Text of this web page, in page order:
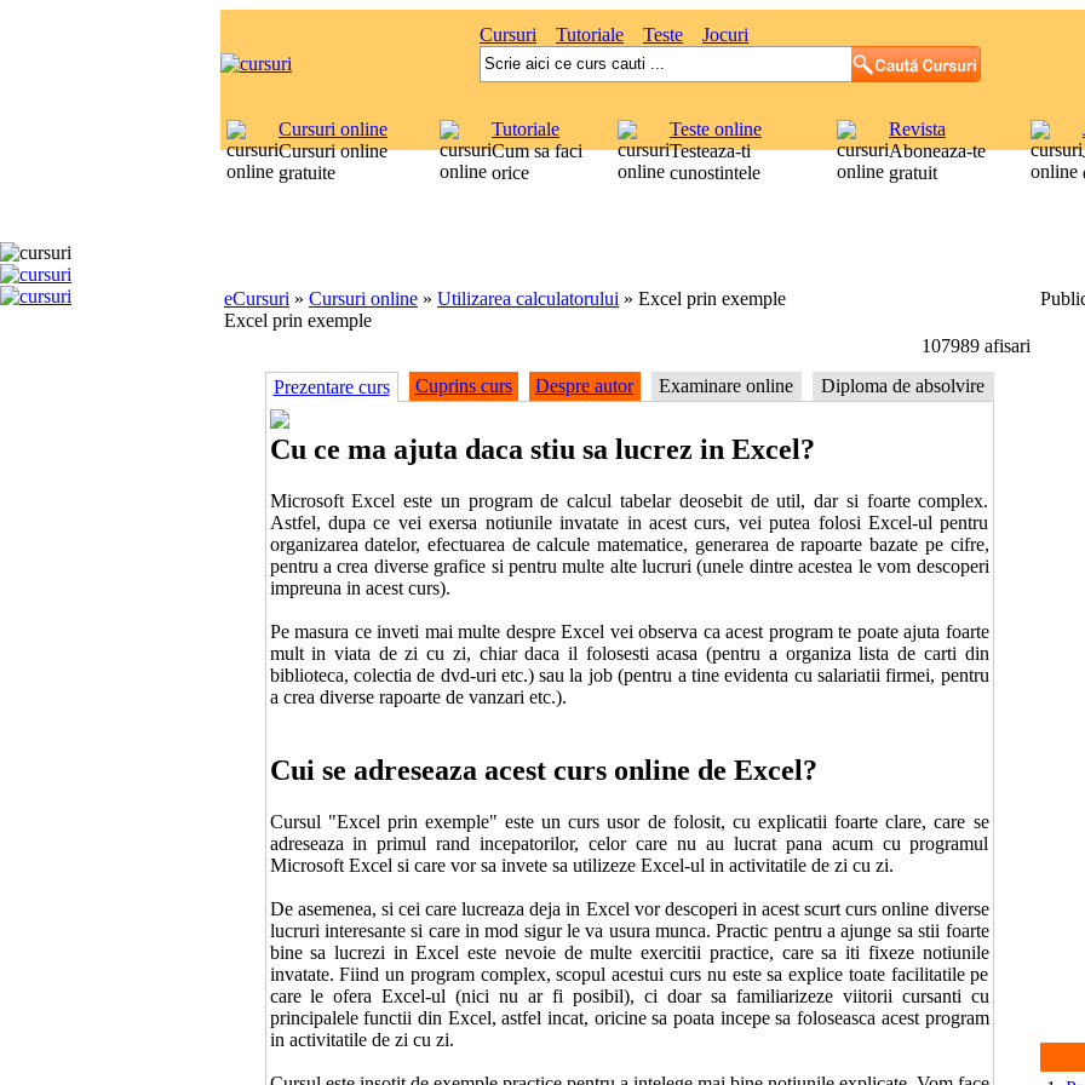
Cursuri Tutoriale Teste
Jocuri
Cursuri online
Cursuri online
gratuite
Tutoriale
Cum sa faci
orice
Teste online
Testeaza-ti
cunostintele
Revista
Aboneaza-te
gratuit
eCursuri » Cursuri online » Utilizarea calculatorului » Excel prin exemple
Excel prin exemple
107989 afisari
Prezentare curs
Cuprins curs Despre autor Examinare online Diploma de absolvire
Cu ce ma ajuta daca stiu sa lucrez in Excel?
Microsoft Excel este un program de calcul tabelar deosebit de util, dar si foarte complex.
Astfel, dupa ce vei exersa notiunile invatate in acest curs, vei putea folosi Excel-ul pentru
organizarea datelor, efectuarea de calcule matematice, generarea de rapoarte bazate pe cifre,
pentru a crea diverse grafice si pentru multe alte lucruri (unele dintre acestea le vom descoperi
impreuna in acest curs).
Pe masura ce inveti mai multe despre Excel vei observa ca acest program te poate ajuta foarte
mult in viata de zi cu zi, chiar daca il folosesti acasa (pentru a organiza lista de carti din
biblioteca, colectia de dvd-uri etc.) sau la job (pentru a tine evidenta cu salariatii firmei, pentru
a crea diverse rapoarte de vanzari etc.).
Cui se adreseaza acest curs online de Excel?
Cursul "Excel prin exemple" este un curs usor de folosit, cu explicatii foarte clare, care se
adreseaza in primul rand incepatorilor, celor care nu au lucrat pana acum cu programul
Microsoft Excel si care vor sa invete sa utilizeze Excel-ul in activitatile de zi cu zi.
De asemenea, si cei care lucreaza deja in Excel vor descoperi in acest scurt curs online diverse
lucruri interesante si care in mod sigur le va usura munca. Practic pentru a ajunge sa stii foarte
bine sa lucrezi in Excel este nevoie de multe exercitii practice, care sa iti fixeze notiunile
invatate. Fiind un program complex, scopul acestui curs nu este sa explice toate facilitatile pe
care le ofera Excel-ul (nici nu ar fi posibil), ci doar sa familiarizeze viitorii cursanti cu
principalele functii din Excel, astfel incat, oricine sa poata incepe sa foloseasca acest program
in activitatile de zi cu zi.